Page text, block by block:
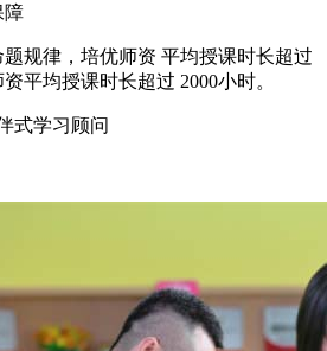
障
规律，培优师资 平均授课时长超过
平均授课时长超过 2000小时。
式学习顾问